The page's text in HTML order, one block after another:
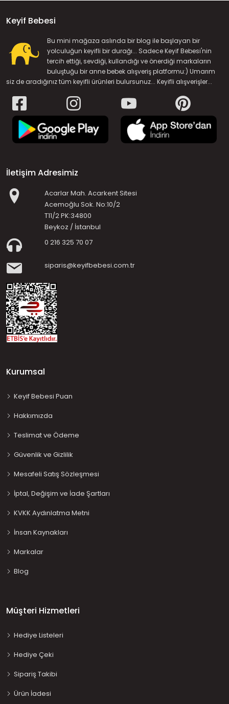
Keyif Bebesi
Bu mini mağaza aslında bir blog ile başlayan bir
yolculuğun keyifli bir durağı... Sadece Keyif Bebesi'nin
tercih ettiği, sevdiği, kullandığı ve önerdiği markaların
buluştuğu bir anne bebek alışveriş platformu:) Umarım
siz de aradığınız tüm keyifli ürünleri bulursunuz... Keyifli alışverişler...
İletişim Adresimiz
Acarlar Mah. Acarkent Sitesi
Acemoğlu Sok. No:10/2
T11/2 PK:34800
Beykoz / İstanbul
0 216 325 70 07
siparis@keyifbebesi.com.tr
Kurumsal
Keyif Bebesi Puan
Hakkımızda
Teslimat ve Ödeme
Güvenlik ve Gizlilik
Mesafeli Satış Sözleşmesi
İptal, Değişim ve İade Şartları
KVKK Aydınlatma Metni
İnsan Kaynakları
Markalar
Blog
Müşteri Hizmetleri
Hediye Listeleri
Hediye Çeki
Sipariş Takibi
Ürün İadesi